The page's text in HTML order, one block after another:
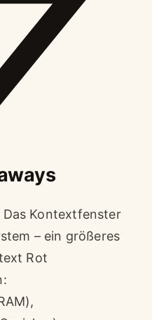
Das Kontextfenster
– ein größeres
Rot